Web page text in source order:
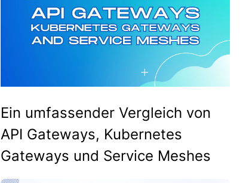
Ein umfassender Vergleich von
API Gateways, Kubernetes
Gateways und Service Meshes